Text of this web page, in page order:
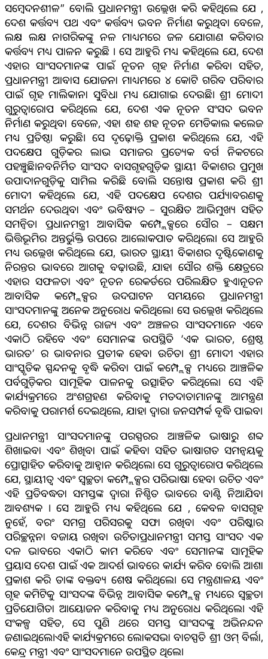
ସମ୍ବେଦନଶୀଳ” ବୋଲି ପ୍ରଧାନମନ୍ତ୍ରୀ ଉଲ୍ଲେଖ କରି କହିଥିଲେ ଯେ ,
ଦେଶ କର୍ତ୍ତବ୍ୟ ପଥ ଏବଂ କର୍ତ୍ତବ୍ୟ ଭବନ ନିର୍ମାଣ କରୁଥିବା ବେଳେ,
ଲକ୍ଷ ଲକ୍ଷ ନାଗରିକଙ୍କୁ ନଳ ମାଧ୍ୟମରେ ଜଳ ଯୋଗାଣ କରିବାର
କର୍ତ୍ତବ୍ୟ ମଧ୍ୟ ପାଳନ କରୁଛି । ସେ ଆହୁରି ମଧ୍ୟ କହିଥିଲେ ଯେ, ଦେଶ
ଏହାର ସାଂସଦମାନଙ୍କ ପାଇଁ ନୂତନ ଗୃହ ନିର୍ମାଣ କରିବା ସହିତ,
ପ୍ରଧାନମନ୍ତ୍ରୀ ଆବାସ ଯୋଜନା ମାଧ୍ୟମରେ ୪ କୋଟି ଗରିବ ପରିବାର
ପାଇଁ ଗୃହ ମାଲିକାନା ସୁବିଧା ମଧ୍ୟ ଯୋଗାଇ ଦେଉଛି। ଶ୍ରୀ ମୋଦୀ
ଗୁରୁତ୍ୱାରୋପ କରିଥିଲେ ଯେ, ଦେଶ ଏକ ନୂତନ ସଂସଦ ଭବନ
ନିର୍ମାଣ କରୁଥିବା ବେଳେ, ଏହା ଶହ ଶହ ନୂତନ ମେଡିକାଲ କଲେଜ
ମଧ୍ୟ ପ୍ରତିଷ୍ଠା କରୁଛି। ସେ ଦୃଢ଼ୋକ୍ତି ପ୍ରକାଶ କରିଥିଲେ ଯେ, ଏହି
ପଦକ୍ଷେପ ଗୁଡ଼ିକର ଲାଭ ସମାଜର ପ୍ରତ୍ୟେକ ବର୍ଗ ନିକଟରେ
ପହଞ୍ଚୁଛି।ନବନିର୍ମିତ ସାଂସଦ ବାସଗୃହଗୁଡ଼ିକ ସ୍ଥାୟୀ ବିକାଶର ପ୍ରମୁଖ
ଉପାଦାନଗୁଡ଼ିକୁ ସାମିଲ କରିଛି ବୋଲି ସନ୍ତୋଷ ପ୍ରକାଶ କରି ଶ୍ରୀ
ମୋଦୀ କହିଥିଲେ ଯେ, ଏହି ପଦକ୍ଷେପ ଦେଶର ପର୍ଯ୍ୟାବରଣକୁ
ସମର୍ଥନ ଦେଉଥିବା ଏବଂ ଭବିଷ୍ୟତ – ସୁରକ୍ଷିତ ଆଭିମୁଖ୍ୟ ସହିତ
ସମନ୍ୱିତ। ପ୍ରଧାନମନ୍ତ୍ରୀ ଆବାସିକ କମ୍ପ୍ଲେକ୍ସରେ ସୌର – ସକ୍ଷମ
ଭିତ୍ତିଭୂମିର ଅନ୍ତର୍ଭୁକ୍ତି ଉପରେ ଆଲୋକପାତ କରିଥିଲେ। ସେ ଆହୁରି
ମଧ୍ୟ ଉଲ୍ଲେଖ କରିଥିଲେ ଯେ, ଭାରତ ସ୍ଥାୟୀ ବିକାଶର ଦୃଷ୍ଟିକୋଣକୁ
ନିରନ୍ତର ଭାବରେ ଆଗକୁ ବଢ଼ାଉଛି, ଯାହା ସୌର ଶକ୍ତି କ୍ଷେତ୍ରରେ
ଏହାର ସଫଳତା ଏବଂ ନୂତନ ରେକର୍ଡରେ ପରିଲକ୍ଷିତ ହୁଏ।ନୂତନ
ଆବାସିକ କମ୍ପ୍ଲେକ୍ସର ଉଦଘାଟନ ସମୟରେ ପ୍ରଧାନମନ୍ତ୍ରୀ
ସାଂସଦମାନଙ୍କୁ ଅନେକ ଅନୁରୋଧ କରିଥିଲେ। ସେ ଉଲ୍ଲେଖ କରିଥିଲେ
ଯେ, ଦେଶର ବିଭିନ୍ନ ରାଜ୍ୟ ଏବଂ ଅଞ୍ଚଳର ସାଂସଦମାନେ ଏବେ
ଏକାଠି ରହିବେ ଏବଂ ସେମାନଙ୍କ ଉପସ୍ଥିତି ‘ଏକ ଭାରତ, ଶ୍ରେଷ୍ଠ
ଭାରତ’ ର ଭାବନାର ପ୍ରତୀକ ହେବା ଉଚିତ। ଶ୍ରୀ ମୋଦୀ ଏହାର
ସାଂସ୍କୃତିକ ସ୍ପନ୍ଦନକୁ ବୃଦ୍ଧି କରିବା ପାଇଁ କମ୍ପ୍ଲେକ୍ସ ମଧ୍ୟରେ ଆଞ୍ଚଳିକ
ପର୍ବଗୁଡ଼ିକର ସାମୂହିକ ପାଳନକୁ ଉତ୍ସାହିତ କରିଥିଲେ। ସେ ଏହି
କାର୍ଯ୍ୟକ୍ରମରେ ଅଂଶଗ୍ରହଣ କରିବାକୁ ମତଦାତାମାନଙ୍କୁ ଆମନ୍ତ୍ରଣ
କରିବାକୁ ପରାମର୍ଶ ଦେଇଥିଲେ, ଯାହା ଦ୍ୱାରା ଜନସମ୍ପର୍କ ବୃଦ୍ଧି ପାଇବ।
ପ୍ରଧାନମନ୍ତ୍ରୀ ସାଂସଦମାନଙ୍କୁ ପରସ୍ପରର ଆଞ୍ଚଳିକ ଭାଷାରୁ ଶବ୍ଦ
ଶିଖାଇବା ଏବଂ ଶିଖିବା ପାଇଁ କହିବା ସହିତ ଭାଷାଗତ ସମନ୍ୱୟକୁ
ପ୍ରୋତ୍ସାହିତ କରିବାକୁ ଆହ୍ୱାନ କରିଥିଲେ। ସେ ଗୁରୁତ୍ୱାରୋପ କରିଥିଲେ
ଯେ, ସ୍ଥାୟୀତ୍ୱ ଏବଂ ସ୍ୱଚ୍ଛତା କମ୍ପ୍ଲେକ୍ସର ପରିଭାଷା ହେବା ଉଚିତ ଏବଂ
ଏହି ପ୍ରତିବଦ୍ଧତା ସମସ୍ତଙ୍କ ଦ୍ୱାରା ନିଶ୍ଚିତ ଭାବରେ ବାଣ୍ଟି ନିଆଯିବା
ଆବଶ୍ୟକ । ସେ ଆହୁରି ମଧ୍ୟ କହିଥିଲେ ଯେ , କେବଳ ବାସଗୃହ
ନୁହେଁ, ବରଂ ସମଗ୍ର ପରିସରକୁ ସଫା ରଖିବା ଏବଂ ପରିଷ୍କାର
ପରିଚ୍ଛନ୍ନନା ବଜାୟ ରଖିବା ଉଚିତ।ପ୍ରଧାନମନ୍ତ୍ରୀ ସମସ୍ତ ସାଂସଦ ଏକ
ଦଳ ଭାବରେ ଏକାଠି କାମ କରିବେ ଏବଂ ସେମାନଙ୍କ ସାମୂହିକ
ପ୍ରୟାସ ଦେଶ ପାଇଁ ଏକ ଆଦର୍ଶ ଭାବରେ କାର୍ଯ୍ୟ କରିବ ବୋଲି ଆଶା
ପ୍ରକାଶ କରି ତାଙ୍କ ବକ୍ତବ୍ୟ ଶେଷ କରିଥିଲେ। ସେ ମନ୍ତ୍ରଣାଳୟ ଏବଂ
ଗୃହ କମିଟିକୁ ସାଂସଦଙ୍କ ବିଭିନ୍ନ ଆବାସିକ କମ୍ପ୍ଲେକ୍ସ ମଧ୍ୟରେ ସ୍ୱଚ୍ଛତା
ପ୍ରତିଯୋଗିତା ଆୟୋଜନ କରିବାକୁ ମଧ୍ୟ ଅନୁରୋଧ କରିଥିଲେ। ଏହି
ସଂକଳ୍ପ ସହିତ, ସେ ପୁଣି ଥରେ ସମସ୍ତ ସାଂସଦଙ୍କୁ ଅଭିନନ୍ଦନ
ଜଣାଇଥିଲେ।ଏହି କାର୍ଯ୍ୟକ୍ରମରେ ଲୋକସଭା ବାଚସ୍ପତି ଶ୍ରୀ ଓମ୍ ବିର୍ଲା,
କେନ୍ଦ୍ର ମନ୍ତ୍ରୀ ଏବଂ ସାଂସଦମାନେ ଉପସ୍ଥିତ ଥିଲେ।